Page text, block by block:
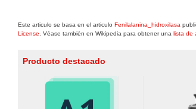
Este articulo se basa en el articulo Fenilalanina_hidroxilasa
License . Véase también en Wikipedia para obtener una lista de
Producto destacado